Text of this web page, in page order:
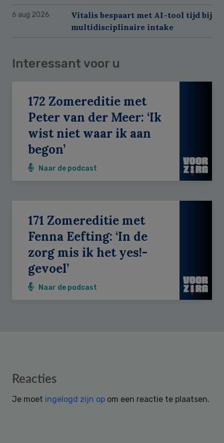
6 aug 2026
Vitalis bespaart met AI-tool tijd bij
multidisciplinaire intake
Interessant voor u
172 Zomereditie met
Peter van der Meer: ‘Ik
wist niet waar ik aan
begon’
Naar de podcast
171 Zomereditie met
Fenna Eefting: ‘In de
zorg mis ik het yes!-
gevoel’
Naar de podcast
Reader
Reacties
Je moet ingelogd zijn op om een reactie te plaatsen.